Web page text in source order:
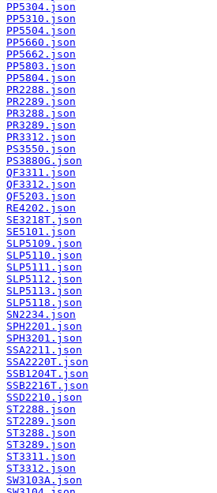
PP5304.json
PP5310.json
PP5504.json
PP5660.json
PP5662.json
PP5803.json
PP5804.json
PR2288.json
PR2289.json
PR3288.json
PR3289.json
PR3312.json
PS3550.json
PS3880G.json
QF3311.json
QF3312.json
QF5203.json
RE4202.json
SE3218T.json
SE5101.json
SLP5109.json
SLP5110.json
SLP5111.json
SLP5112.json
SLP5113.json
SLP5118.json
SN2234.json
SPH2201.json
SPH3201.json
SSA2211.json
SSA2220T.json
SSB1204T.json
SSB2216T.json
SSD2210.json
ST2288.json
ST2289.json
ST3288.json
ST3289.json
ST3311.json
ST3312.json
SW3103A.json